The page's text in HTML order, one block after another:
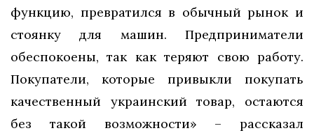
функцию, превратился в обычный рынок и
стоянку для машин. Предприниматели
обеспокоены, так как теряют свою работу.
Покупатели, которые привыкли покупать
качественный украинский товар, остаются
без такой возможности» – рассказал